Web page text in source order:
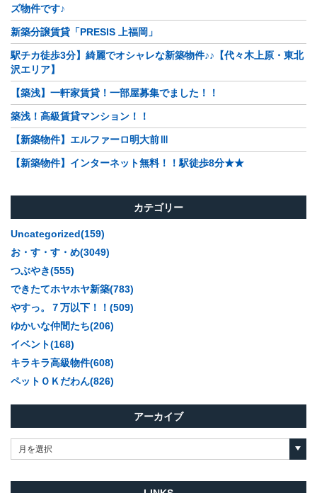
ズ物件です♪
新築分譲賃貸「PRESIS 上福岡」
駅チカ徒歩3分】綺麗でオシャレな新築物件♪♪【代々木上原・東北
沢エリア】
【築浅】一軒家賃貸！一部屋募集でました！！
築浅！高級賃貸マンション！！
【新築物件】エルファーロ明大前Ⅲ
【新築物件】インターネット無料！！駅徒歩8分★★
カテゴリー
Uncategorized(159)
お・す・す・め(3049)
つぶやき(555)
できたてホヤホヤ新築(783)
やすっ。７万以下！！(509)
ゆかいな仲間たち(206)
イベント(168)
キラキラ高級物件(608)
ペットＯＫだわん(826)
アーカイブ
月を選択